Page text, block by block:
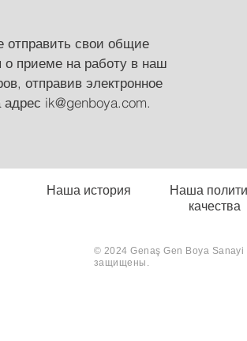
отправить свои общие
о приеме на работу в наш
отправив электронное
адрес ik@genboya.com.
Наша история
Наша
качества
© 2024 Genaş Gen Boya
защищены.